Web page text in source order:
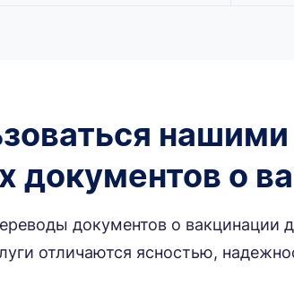
документов о
документов о вакцинации
отличаются ясностью,